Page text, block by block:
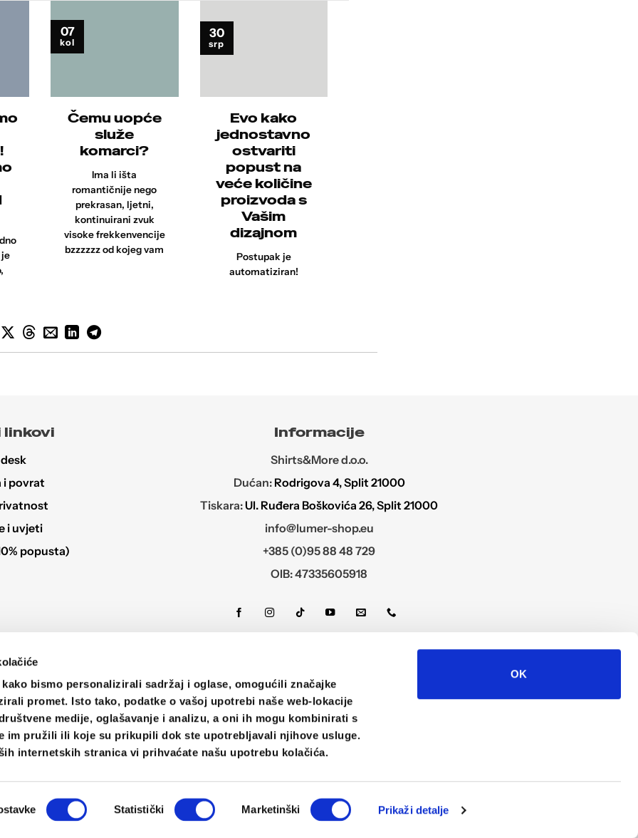
bismo personalizirali sadržaj i oglase, omogućili značajke
promet. Isto tako, podatke o vašoj upotrebi naše web-lokacije
medije, oglašavanje i analizu, a oni ih mogu kombinirati s
im pružili ili koje su prikupili dok ste upotrebljavali njihove usluge.
internetskih stranica vi prihvaćate našu upotrebu kolačića.
Statistički Marketinški Prikaži detalje
OK
Čemu uopće
služe
komarci?
Ima li išta
romantičnije nego
prekrasan, ljetni,
kontinuirani zvuk
visoke frekkenvencije
bzzzzzz od kojeg vam
07
kol
Evo kako
jednostavno
ostvariti
popust na
veće količine
proizvoda s
Vašim
dizajnom
Postupak je
automatiziran!
30
srp
linkovi
i povrat
i uvjeti
popusta)
Informacije
Shirts&More d.o.o.
Dućan: Rodrigova 4, Split 21000
Tiskara:Ul. Ruđera Boškovića 26, Split 21000
info@lumer-shop.eu
+385 (0)95 88 48 729
OIB: 47335605918
©2026
Lumer Shop, Croatia
Visa
Electron
Visa MasterCard
MaestroCash
On
Bank
Transfer
PayPal